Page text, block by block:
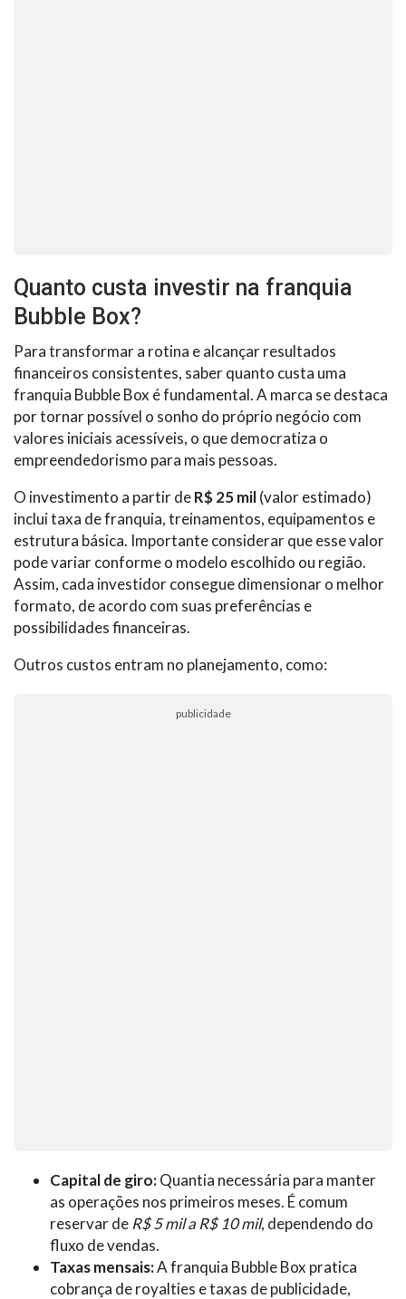
Quanto custa investir na franquia
Bubble Box?
Para transformar a rotina e alcançar resultados
financeiros consistentes, saber quanto custa uma
franquia Bubble Box é fundamental. A marca se destaca
por tornar possível o sonho do próprio negócio com
valores iniciais acessíveis, o que democratiza o
empreendedorismo para mais pessoas.
O investimento a partir deR$ 25 mil(valor estimado)
inclui taxa de franquia, treinamentos, equipamentos e
estrutura básica. Importante considerar que esse valor
pode variar conforme o modelo escolhido ou região.
Assim, cada investidor consegue dimensionar o melhor
formato, de acordo com suas preferências e
possibilidades financeiras.
Outros custos entram no planejamento, como:
publicidade
Capital de giro:Quantia necessária para manter
as operações nos primeiros meses. É comum
reservar de R$ 5 mil a R$ 10 mil, dependendo do
fluxo de vendas.
Taxas mensais:A franquia Bubble Box pratica
cobrança de royalties e taxas de publicidade,